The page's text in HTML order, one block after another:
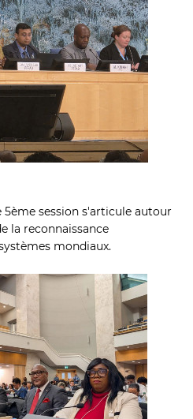
session s'articule autour
la reconnaissance
mondiaux.